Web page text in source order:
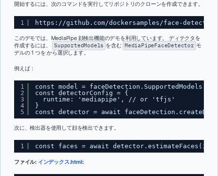
開始するには、次のコマンドを実行してリポジトリのクローンを作成できます。
1 https://github.com/dockersamples/face-
このデモでは、MediaPipe 顔検出機能のデモを利用しています。 ディテクタを
作成するには、
SupportedModels を含む MediaPipeFaceDetector モ
デルの 1 つを から選択します。
例えば：
1
2
3
4
5
const model =
const detectorConfig = {
runtime: 'mediapipe', // or 'tfjs'
}
const detector = await
次に、検出器を使用して顔を検出できます。
1 const faces = await
ファイル: インデックス.html: